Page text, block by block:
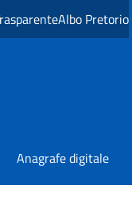
Albo Pretorio
Anagrafe digitale